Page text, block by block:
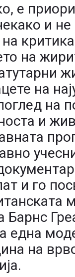
е
и
на
на
на
и
и го
Барнс
една
на